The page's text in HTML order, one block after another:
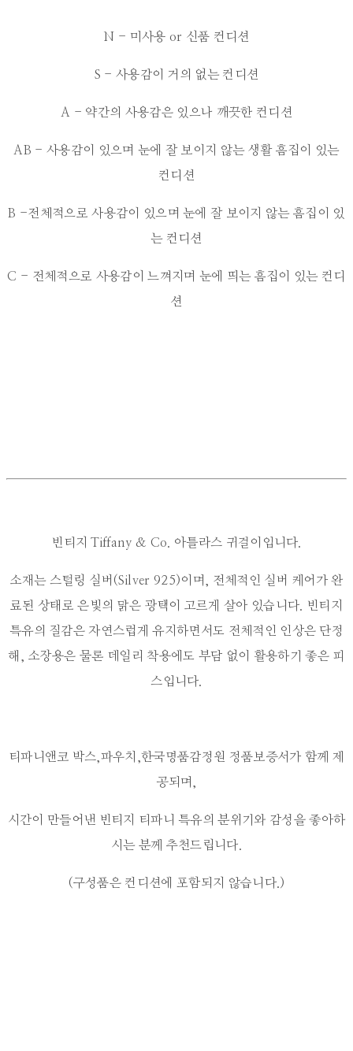
N - 미사용 or 신품 컨디션
S - 사용감이 거의 없는 컨디션
A - 약간의 사용감은 있으나 깨끗한 컨디션
AB - 사용감이 있으며 눈에 잘 보이지 않는 생활 흠집이 있는
컨디션
B -전체적으로 사용감이 있으며 눈에 잘 보이지 않는 흠집이 있
는 컨디션
C - 전체적으로 사용감이 느껴지며 눈에 띄는 흠집이 있는 컨디
션
빈티지 Tiffany & Co. 아틀라스 귀걸이입니다.
소재는 스털링 실버(Silver 925)이며, 전체적인 실버 케어가 완
료된 상태로 은빛의 맑은 광택이 고르게 살아 있습니다. 빈티지
특유의 질감은 자연스럽게 유지하면서도 전체적인 인상은 단정
해, 소장용은 물론 데일리 착용에도 부담 없이 활용하기 좋은 피
스입니다.
티파니앤코 박스,파우치,한국명품감정원 정품보증서가 함께 제
공되며,
시간이 만들어낸 빈티지 티파니 특유의 분위기와 감성을 좋아하
시는 분께 추천드립니다.
(구성품은 컨디션에 포함되지 않습니다.)